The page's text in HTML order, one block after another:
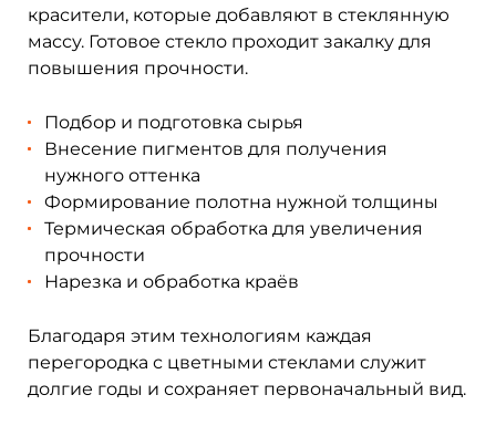
красители, которые добавляют в стеклянную
массу. Готовое стекло проходит закалку для
повышения прочности.
Подбор и подготовка сырья
Внесение пигментов для получения
нужного оттенка
Формирование полотна нужной толщины
Термическая обработка для увеличения
прочности
Нарезка и обработка краёв
Благодаря этим технологиям каждая
перегородка с цветными стеклами служит
долгие годы и сохраняет первоначальный вид.